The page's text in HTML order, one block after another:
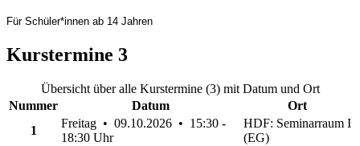
Für Schüler*innen ab 14 Jahren
Kurstermine 3
Übersicht über alle Kurstermine (3) mit Datum und Ort
Nummer
Datum
Ort
1
Freitag • 09.10.2026 • 15:30 -
18:30 Uhr
HDF: Seminarraum I
(EG)